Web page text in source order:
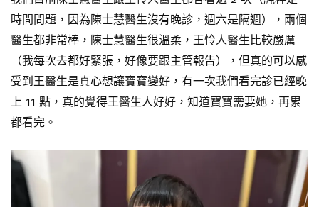
時間問題，因為陳士慧醫生沒有晚診，週六是隔週），兩個
醫生都非常棒，陳士慧醫生很溫柔，王怜人醫生比較嚴厲
（我每次去都好緊張，好像要跟主管報告），但真的可以感
受到王醫生是真心想讓寶寶變好，有一次我們看完診已經晚
上 11 點，真的覺得王醫生人好好，知道寶寶需要她，再累
都看完。